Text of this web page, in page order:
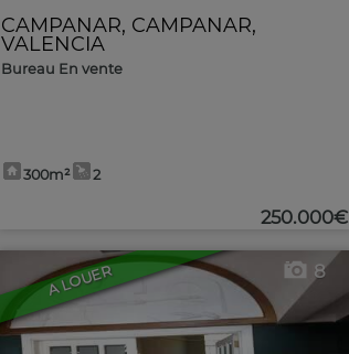
CAMPANAR, CAMPANAR,
VALENCIA
Bureau En vente
300m² 2
250.000€
A LOUER 8